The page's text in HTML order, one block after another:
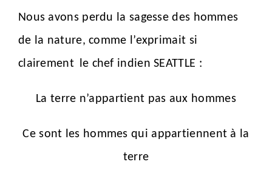
Nous avons perdu la sagesse des hommes
de la nature, comme l’exprimait si
clairement le chef indien SEATTLE :
La terre n’appartient pas aux hommes
Ce sont les hommes qui appartiennent à la
terre